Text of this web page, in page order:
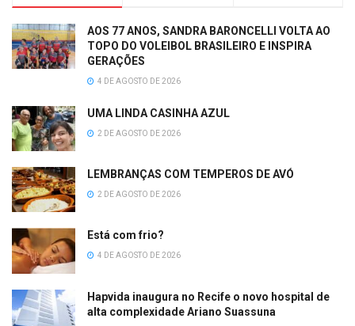
AOS 77 ANOS, SANDRA BARONCELLI VOLTA AO
TOPO DO VOLEIBOL BRASILEIRO E INSPIRA
GERAÇÕES
4 DE AGOSTO DE 2026
UMA LINDA CASINHA AZUL
2 DE AGOSTO DE 2026
LEMBRANÇAS COM TEMPEROS DE AVÓ
2 DE AGOSTO DE 2026
Está com frio?
4 DE AGOSTO DE 2026
Hapvida inaugura no Recife o novo hospital de
alta complexidade Ariano Suassuna